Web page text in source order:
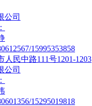
公司
15995353858
人民中路111号1201-1203
公司
15295019818